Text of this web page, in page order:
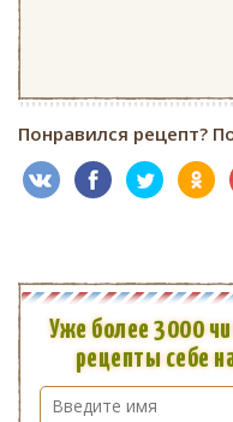
Понравился рецепт?
Уже более 3000
рецепты себе